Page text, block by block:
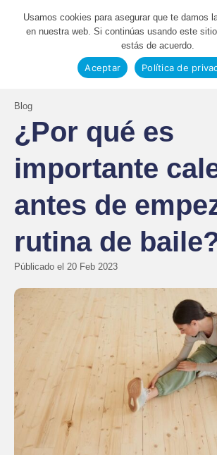
Blog
¿Por qué es
importante
antes de
rutina de
Públicado el 20 Feb 2023
Usamos cookies para asegurar que te damos
en nuestra web. Si continúas usando este
estás de acuerdo.
Aceptar Política de